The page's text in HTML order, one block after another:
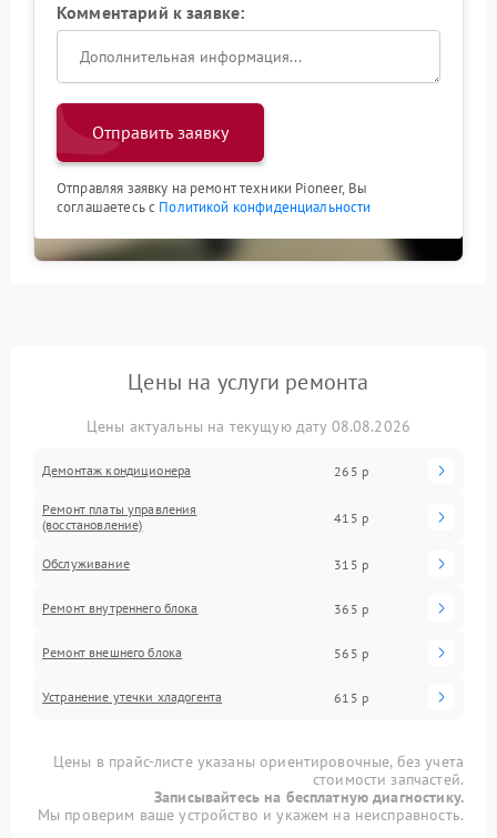
Комментарий к заявке:
Отправить заявку
Отправляя заявку на ремонт техники Pioneer, Вы
соглашаетесь с Политикой конфиденциальности
Цены на услуги ремонта
Цены актуальны на текущую дату 08.08.2026
Демонтаж кондиционера 265 р
Ремонт платы управления
(восстановление)
415 р
Обслуживание 315 р
Ремонт внутреннего блока 365 р
Ремонт внешнего блока 565 р
Устранение утечки хладогента 615 р
Цены в прайс-листе указаны ориентировочные, без учета
стоимости запчастей.
Записывайтесь на бесплатную диагностику.
Мы проверим ваше устройство и укажем на неисправность.